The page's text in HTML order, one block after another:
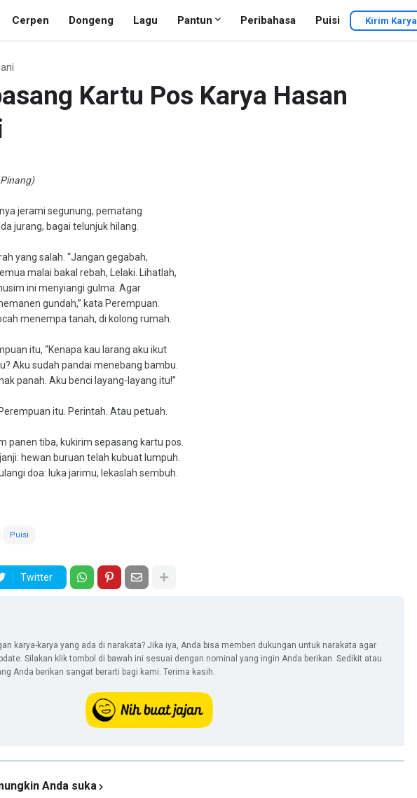
Cerpen Dongeng Lagu Pantun Peribahasa Puisi Kirim Karya
Kartu Pos Karya Hasan
jerami segunung, pematang
jurang, bagai telunjuk hilang.
yang salah. “Jangan gegabah,
malai bakal rebah, Lelaki. Lihatlah,
ini menyiangi gulma. Agar
gundah,” kata Perempuan.
menempa tanah, di kolong rumah.
itu, “Kenapa kau larang aku ikut
Aku sudah pandai menebang bambu.
panah. Aku benci layang-layang itu!”
itu. Perintah. Atau petuah.
panen tiba, kukirim sepasang kartu pos.
hewan buruan telah kubuat lumpuh.
doa: luka jarimu, lekaslah sembuh.
Puisi
Twitter
karya-karya yang ada di narakata? Jika iya, Anda bisa memberi dukungan untuk narakata agar
Silakan klik tombol di bawah ini sesuai dengan nominal yang ingin Anda berikan. Sedikit atau
Anda berikan sangat berarti bagi kami. Terima kasih.
Anda suka